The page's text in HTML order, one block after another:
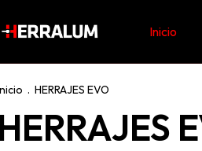
Inicio
. HERRAJES EVO
HERRAJES